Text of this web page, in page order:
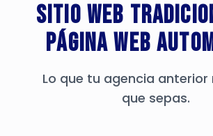
Sitio web
Página Web
Lo que tu agencia anterior
que sepas.